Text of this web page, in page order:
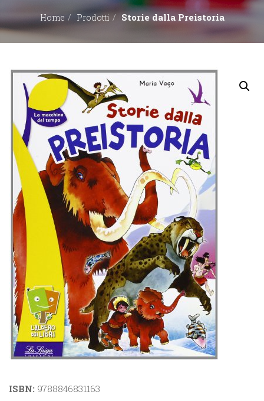
EDITORI
LIBRERIE
Home Prodotti Storie dalla Preistoria
ISBN: 9788846831163